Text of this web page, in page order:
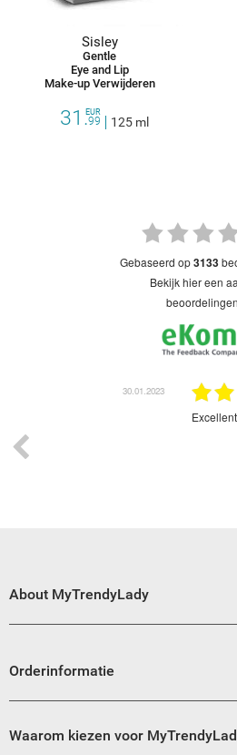
Sisley
Gentle
Eye and Lip
Make-up Verwijderen
31.99
EUR
125 ml
gebaseerd op3133
bekijk hier een aantal
About MyTrendyLady
Orderinformatie
Waarom kiezen voor